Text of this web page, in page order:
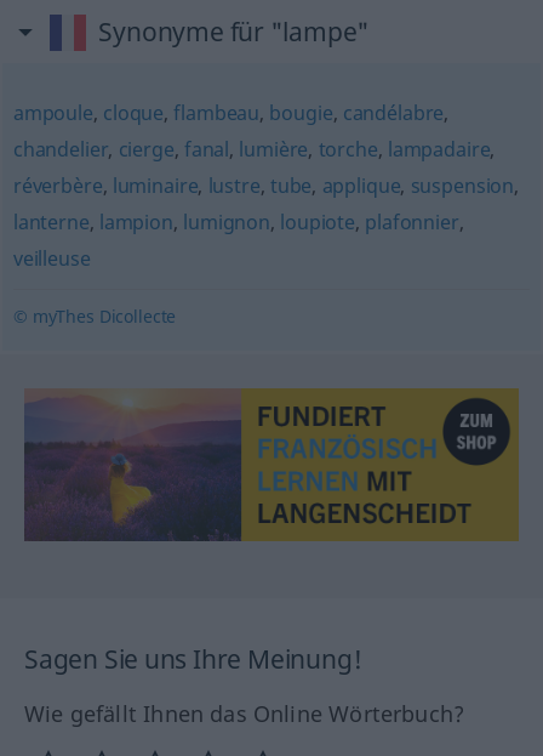
Synonyme für "lampe"
ampoule, cloque,flambeau, bougie, candélabre,
chandelier, cierge, fanal, lumière, torche, lampadaire,
réverbère, luminaire, lustre, tube, applique, suspension,
lanterne, lampion, lumignon, loupiote, plafonnier,
veilleuse
© myThes Dicollecte
Sagen Sie uns Ihre Meinung!
Wie gefällt Ihnen das Online Wörterbuch?